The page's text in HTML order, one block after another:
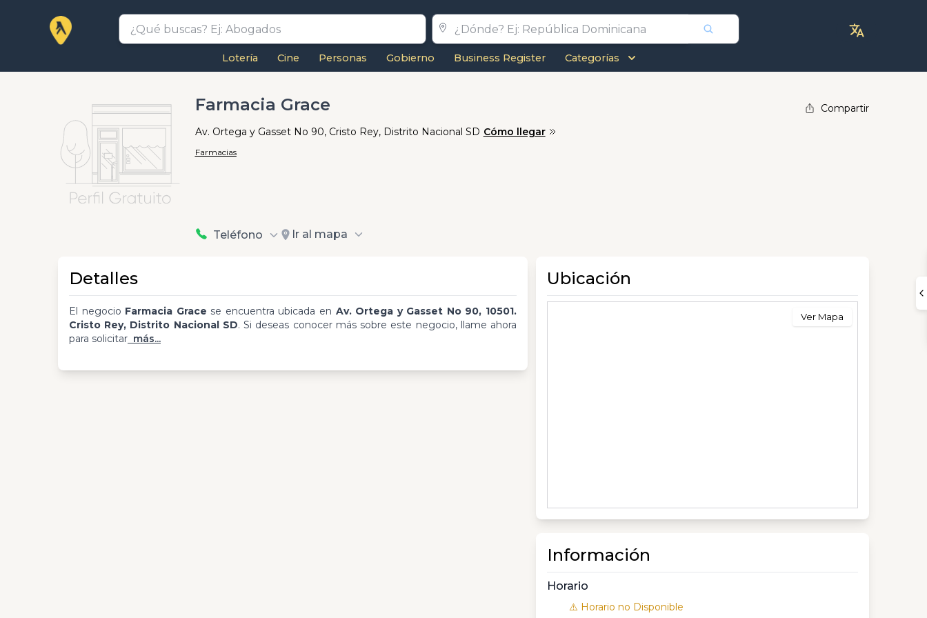
Lotería Cine Personas Gobierno Business Register Categorías
Farmacia Grace
Av. Ortega y Gasset No 90, Cristo Rey, Distrito Nacional SD Cómo llegar
Farmacias
Teléfono Ir al mapa
Compartir
Detalles
El negocio Farmacia Grace se encuentra ubicada en Av. Ortega y Gasset No 90, 10501.
Cristo Rey, Distrito Nacional SD. Si deseas conocer más sobre este negocio, llame ahora
para solicitar más...
Ubicación
Ver Mapa
Información
Horario
⚠️ Horario no Disponible